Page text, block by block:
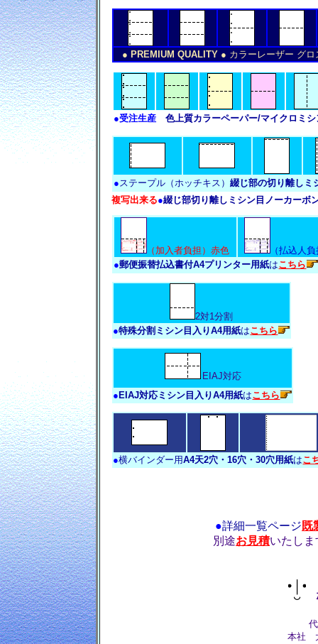
● PREMIUM QUALITY ● カラーレーザー グ
●受注生産 色上質カラーペーパー/マイクロミ
●ステープル（ホッチキス）綴じ部の切り離しミ
複写出来る●綴じ部切り離しミシン目ノーカーボ
（加入者負担）赤色
（払込人
●郵便振替払込書付A4プリンター用紙はこちら
2対1分割
●特殊分割ミシン目入りA4用紙はこちら
EIAJ対応
● EIAJ対応ミシン目入りA4用紙はこちら
●横バインダー用A4天2穴・16穴・30穴用紙はこ
●詳細一覧ページ 既
別途お見積いたしま
本社